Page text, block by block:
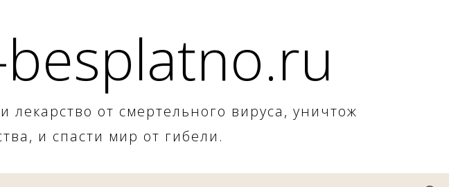
от смертельного вируса, уничтож
и спасти мир от гибели.